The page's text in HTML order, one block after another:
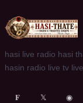
hasi live radio hasi
hasin radio live tv
𝐅 𝕏 ◉